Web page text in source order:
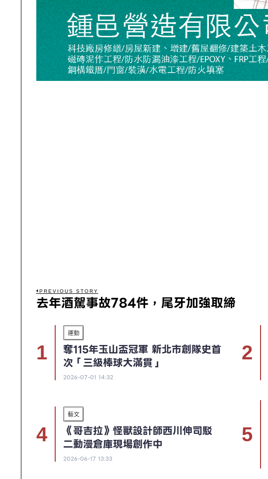
PREVIOUS STORY
去年酒駕事故784件，尾牙加強取締
運動
奪115年玉山盃冠軍 新北市創隊史首
次「三級棒球大滿貫」
2026-07-01 14:32
藝文
《哥吉拉》怪獸設計師西川伸司駁
二動漫倉庫現場創作中
2026-06-17 13:33